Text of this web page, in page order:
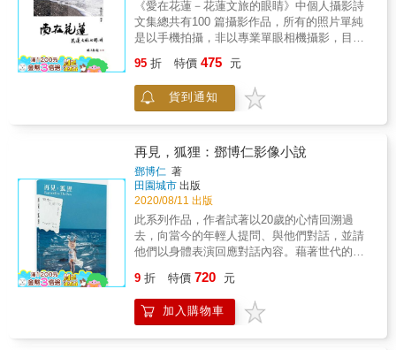
的推崇，森山大道曾在自傳中說到「我最愛的
宿敵是中平卓馬」「讓我深受刺激的攝影論是
中平卓馬寫的」，連當代攝影評論家、《deja-
vu》雜誌總編輯飯澤耕太郎也說：「中平是日
家，他的話語很有力量，對我影響甚多。」 &
◎洗鍊的文字＋百餘幅魅力照片，兩位鬼才聯
手打造「夢幻名著」 1976年，知名攝影雜誌
的攝影家篠山紀信合開專欄，由筱山的攝影作
品和引言開頭，中平穿透鏡頭深入攝影者內心
世界的攝影論述〈決闘寫真論〉於焉誕生。一
年中，兩人透過家、晴天、寺、市區、旅途、
印度、工作、風、妻子、平日、插曲、巴黎與
明星這13個主題，對「攝影是什麼？」「攝影
的行為是什麼？」「攝影家又是什麼？」等相
銳且深刻的質問評析，帶給時下文青及藝術工
作者前所未有的強烈撞擊： & ◎沒有創造任何
影像，反而能呼應世界與現實；不曾擁有任何
《愛在花蓮－花蓮文旅的眼睛》中個人攝影詩
文集總共有100 篇攝影作品，所有的照片單純
是以手機拍攝，非以專業單眼相機攝影，目的
內心的世界，我們眼睛所見之處，運用科技進
步誕生高畫素手機來攝影，既方便又能隨時記
錄視野，真是一種幸福。
95 折 特價 475 元
貨到通知
再見，狐狸：鄧博仁影像小說
鄧博仁 著
田園城市 出版
2020/08/11 出版
此系列作品，作者試著以20歲的心情回溯過
去，向當今的年輕人提問、與他們對話，並請
他們以身體表演回應對話內容。藉著世代的距
塑當代年輕人的樣貌。他們的青春，是作者的
逆旅，在逆向的行徑當中，時間一直往前，他
卻不斷回望，彷彿一場現在、過去與未來的對
9 折 特價 720 元
加入購物車